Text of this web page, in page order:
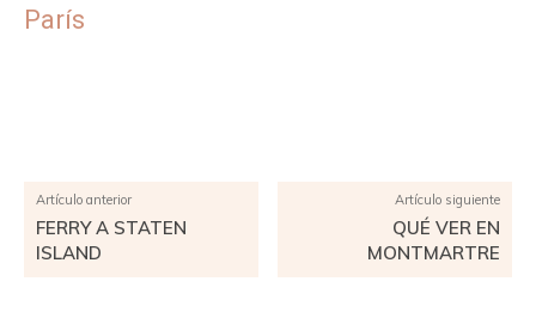
París
Artículo anterior
FERRY A STATEN
ISLAND
Artículo siguiente
QUÉ VER EN
MONTMARTRE